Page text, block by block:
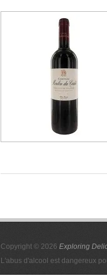
Copyright © 2026 Exploring
L'abus d'alcool est dangereux